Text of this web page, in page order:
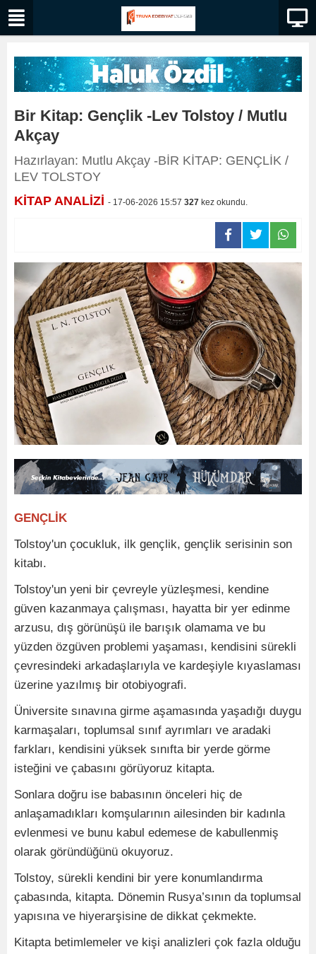
Bir Kitap: Gençlik -Lev Tolstoy / Mutlu
Akçay
Hazırlayan: Mutlu Akçay -BİR KİTAP: GENÇLİK /
LEV TOLSTOY
KİTAP ANALİZİ - 17-06-2026 15:57 327 kez okundu.
GENÇLİK
Tolstoy'un çocukluk, ilk gençlik, gençlik serisinin son
kitabı.
Tolstoy'un yeni bir çevreyle yüzleşmesi, kendine
güven kazanmaya çalışması, hayatta bir yer edinme
arzusu, dış görünüşü ile barışık olamama ve bu
yüzden özgüven problemi yaşaması, kendisini sürekli
çevresindeki arkadaşlarıyla ve kardeşiyle kıyaslaması
üzerine yazılmış bir otobiyografi.
Üniversite sınavına girme aşamasında yaşadığı duygu
karmaşaları, toplumsal sınıf ayrımları ve aradaki
farkları, kendisini yüksek sınıfta bir yerde görme
isteğini ve çabasını görüyoruz kitapta.
Sonlara doğru ise babasının önceleri hiç de
anlaşamadıkları komşularının ailesinden bir kadınla
evlenmesi ve bunu kabul edemese de kabullenmiş
olarak göründüğünü okuyoruz.
Tolstoy, sürekli kendini bir yere konumlandırma
çabasında, kitapta. Dönemin Rusya’sının da toplumsal
yapısına ve hiyerarşisine de dikkat çekmekte.
Kitapta betimlemeler ve kişi analizleri çok fazla olduğu